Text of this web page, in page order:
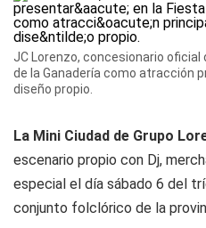
JC Lorenzo, concesionario oficial
de la Ganadería como atracción
diseño propio.
La Mini Ciudad de Grupo
escenario propio con Dj,
especial el día sábado 6 del
conjunto folclórico de la